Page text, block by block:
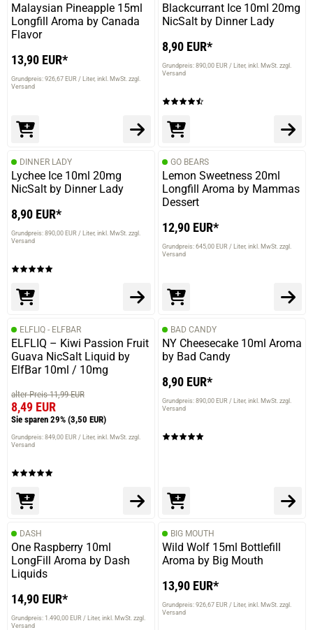
Malaysian Pineapple 15ml
Longfill Aroma by Canada
Flavor
13,90 EUR*
Grundpreis: 926,67 EUR / Liter inkl. MwSt. zzgl.
Versand
Blackcurrant Ice 10ml 20mg
NicSalt by Dinner Lady
8,90 EUR*
Grundpreis: 890,00 EUR / Liter inkl. MwSt. zzgl.
Versand
DINNER LADY
Lychee Ice 10ml 20mg
NicSalt by Dinner Lady
8,90 EUR*
Grundpreis: 890,00 EUR / Liter inkl. MwSt. zzgl.
Versand
GO BEARS
Lemon Sweetness 20ml
Longfill Aroma by Mammas
Dessert
12,90 EUR*
Grundpreis: 645,00 EUR / Liter inkl. MwSt. zzgl.
Versand
ELFLIQ - ELFBAR
ELFLIQ – Kiwi Passion Fruit
Guava NicSalt Liquid by
ElfBar 10ml / 10mg
alter Preis 11,99 EUR
8,49 EUR
Sie sparen 29% (3,50 EUR)
Grundpreis: 849,00 EUR / Liter inkl. MwSt. zzgl.
Versand
BAD CANDY
NY Cheesecake 10ml Aroma
by Bad Candy
8,90 EUR*
Grundpreis: 890,00 EUR / Liter inkl. MwSt. zzgl.
Versand
DASH
One Raspberry 10ml
LongFill Aroma by Dash
Liquids
14,90 EUR*
Grundpreis: 1.490,00 EUR / Liter inkl. MwSt. zzgl.
Versand
BIG MOUTH
Wild Wolf 15ml Bottlefill
Aroma by Big Mouth
13,90 EUR*
Grundpreis: 926,67 EUR / Liter inkl. MwSt. zzgl.
Versand